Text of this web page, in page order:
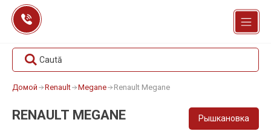
Перейти
содержанию
Caută
Домой Renault Megane Renault Megane
RENAULT MEGANE Рышкановка